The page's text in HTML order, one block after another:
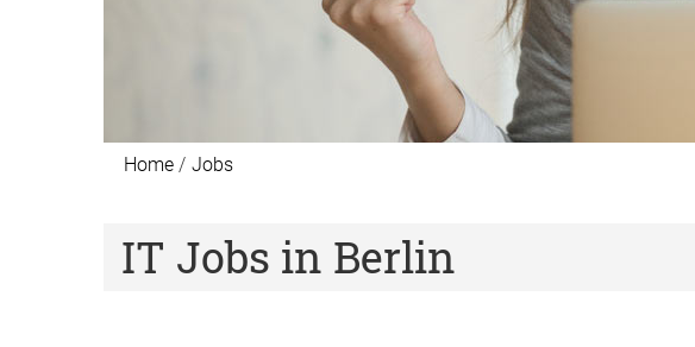
Home Jobs
IT Jobs in Berlin